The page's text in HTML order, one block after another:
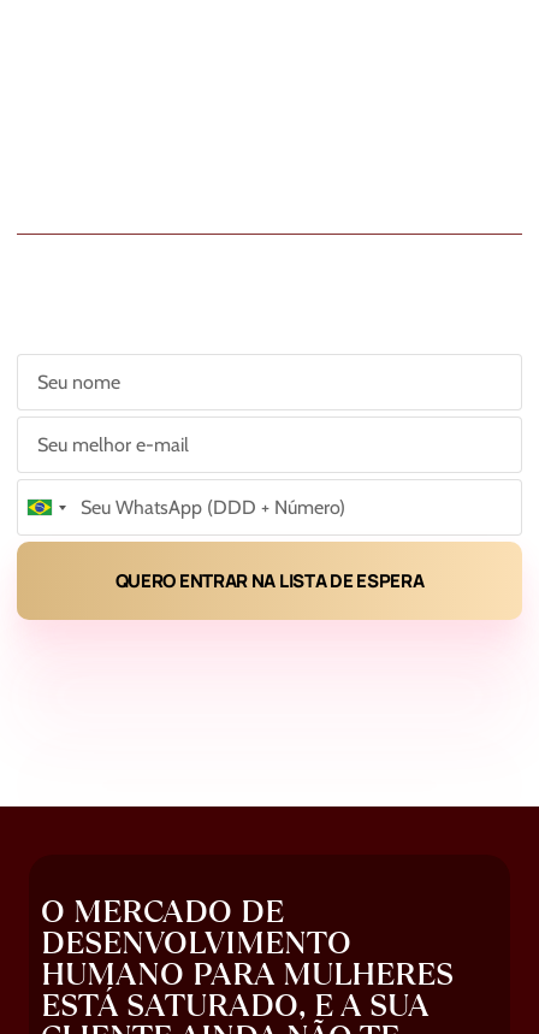
Brazil
+55
QUERO ENTRAR NA LISTA DE ESPERA
O MERCADO DE
DESENVOLVIMENTO
HUMANO PARA MULHERES
ESTÁ SATURADO, E A SUA